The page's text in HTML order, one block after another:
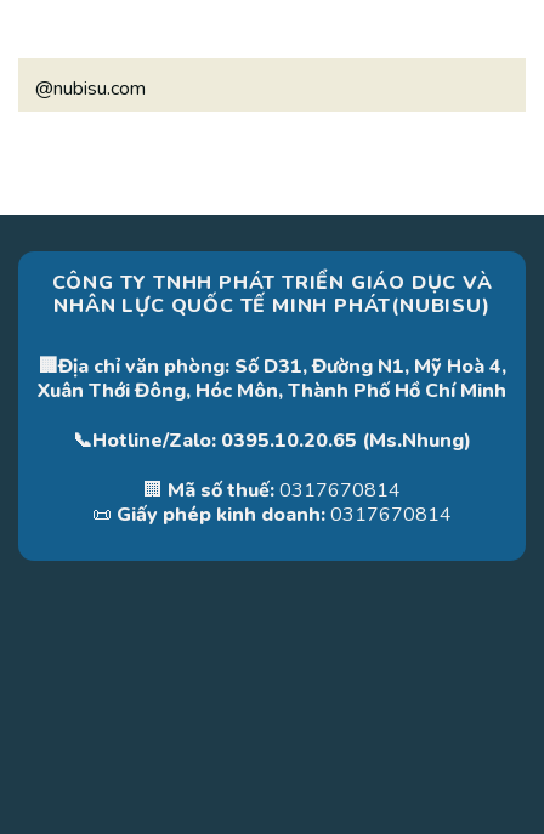
@nubisu.com
CÔNG TY TNHH PHÁT TRIỂN GIÁO DỤC VÀ
NHÂN LỰC QUỐC TẾ MINH PHÁT(NUBISU)
🏢Địa chỉ văn phòng: Số D31, Đường N1, Mỹ Hoà 4,
Xuân Thới Đông, Hóc Môn, Thành Phố Hồ Chí Minh
📞Hotline/Zalo: 0395.10.20.65 (Ms.Nhung)
🏢 Mã số thuế:0317670814
📜 Giấy phép kinh doanh:0317670814